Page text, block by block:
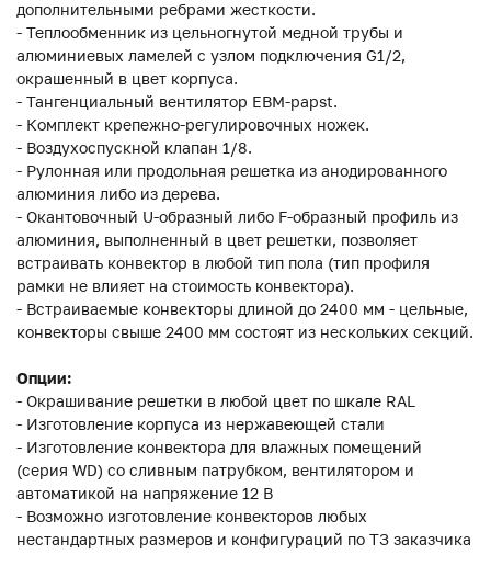
дополнительными ребрами жесткости.
- Теплообменник из цельногнутой медной трубы и
алюминиевых ламелей с узлом подключения G1/2,
окрашенный в цвет корпуса.
- Тангенциальный вентилятор EBM-papst.
- Комплект крепежно-регулировочных ножек.
- Воздухоспускной клапан 1/8.
- Рулонная или продольная решетка из анодированного
алюминия либо из дерева.
- Окантовочный U-образный либо F-образный профиль из
алюминия, выполненный в цвет решетки, позволяет
встраивать конвектор в любой тип пола (тип профиля
рамки не влияет на стоимость конвектора).
- Встраиваемые конвекторы длиной до 2400 мм - цельные,
конвекторы свыше 2400 мм состоят из нескольких секций.
Опции:
- Окрашивание решетки в любой цвет по шкале RAL
- Изготовление корпуса из нержавеющей стали
- Изготовление конвектора для влажных помещений
(серия WD) со сливным патрубком, вентилятором и
автоматикой на напряжение 12 В
- Возможно изготовление конвекторов любых
нестандартных размеров и конфигураций по ТЗ заказчика